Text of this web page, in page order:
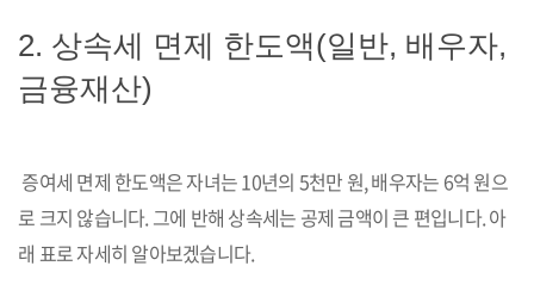
2. 상속세 면제 한도액(일반, 배우자,
금융재산)
증여세 면제 한도액은 자녀는 10년의 5천만 원, 배우자는 6억 원으
로 크지 않습니다. 그에 반해 상속세는 공제 금액이 큰 편입니다. 아
래 표로 자세히 알아보겠습니다.